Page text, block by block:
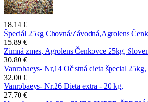
18.14 €
Špeciál 25kg Chovná/Závodná,Agrolens
15.89 €
Zimná zmes, Agrolens Čenkovce 25kg,
30.80 €
Vanrobaeys- Nr,14 Očistná dieta špecial 25kg,
32.00 €
Vanrobaeys- Nr.26 Dieta extra - 20 kg,
27.70 €